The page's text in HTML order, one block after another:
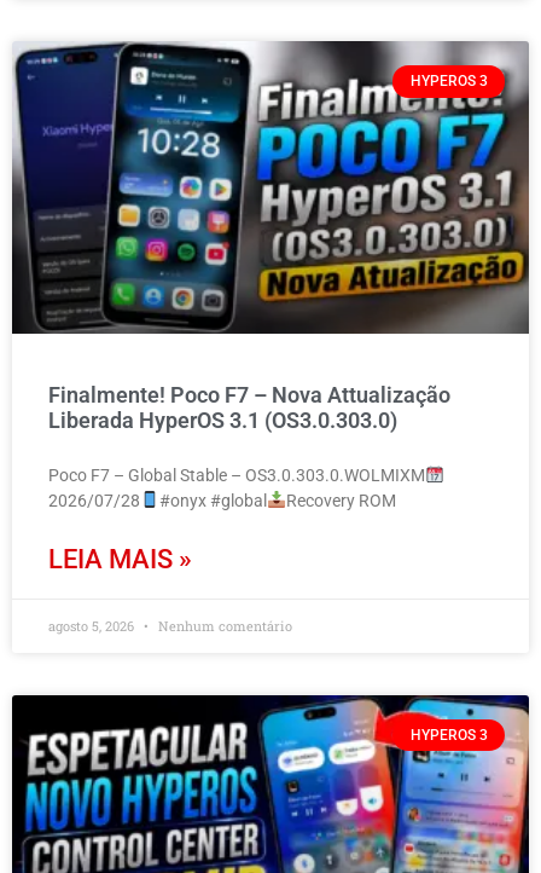
HYPEROS 3
Finalmente! Poco F7 – Nova Attualização
Liberada HyperOS 3.1 (OS3.0.303.0)
Poco F7 – Global Stable – OS3.0.303.0.WOLMIXM
2026/07/28
#onyx #global Recovery ROM
LEIA MAIS »
agosto 5, 2026 Nenhum comentário
HYPEROS 3